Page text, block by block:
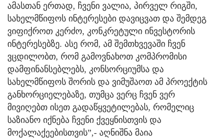
ამასთან ერთად, ჩვენი ვალია, პირველ რიგში,
სახელმწიფოს ინტერესები დავიცვათ და შემდეგ
ვიფიქროთ კერძო, კონკრეტული ინვესტორის
ინტერესებზე. ასე რომ, ამ შემთხვევაში ჩვენ
ვცდილობთ, რომ გამოვნახოთ კომპრომისი
დამფინანსებლებს, კონსორციუმსა და
სახელმწიფოს შორის და ვიმუშაოთ ამ პროექტის
განხორციელებაზე, თუმცა ვერც ჩვენ ვერ
მივიღებთ ისეთ გადაწყვეტილებას, რომელიც
საზიანო იქნება ჩვენი ქვეყნისთვის და
მოქალაქეებისთვის”,- აღნიშნა მაია